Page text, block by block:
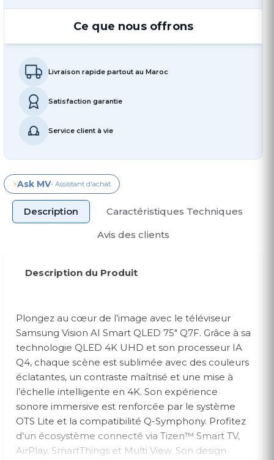
Ce que nous offrons
Livraison rapide partout au Maroc
Satisfaction garantie
Service client à vie
⚡Ask MV- Assistant d'achat
Description
Caractéristiques Techniques
Avis des clients
Description du Produit
Plongez au cœur de l’image avec le téléviseur
Samsung Vision AI Smart QLED 75" Q7F. Grâce à sa
technologie QLED 4K UHD et son processeur IA
Q4, chaque scène est sublimée avec des couleurs
éclatantes, un contraste maîtrisé et une mise à
l’échelle intelligente en 4K. Son expérience
sonore immersive est renforcée par le système
OTS Lite et la compatibilité Q-Symphony. Profitez
d’un écosystème connecté via Tizen™ Smart TV,
AirPlay, SmartThings et Multi View. Son design